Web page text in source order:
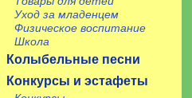
Уход за младенцем
Физическое воспитание
Школа
Колыбельные песни
Конкурсы и эстафеты